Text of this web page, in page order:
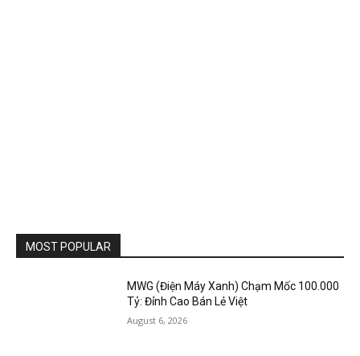
MOST POPULAR
MWG (Điện Máy Xanh) Chạm Mốc 100.000
Tỷ: Đỉnh Cao Bán Lẻ Việt
August 6, 2026